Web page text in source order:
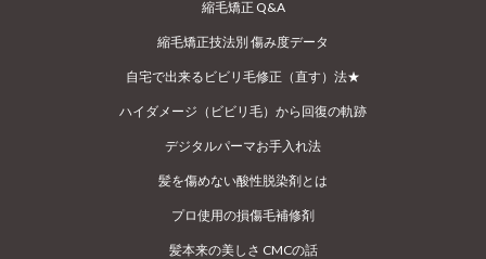
縮毛矯正 Q&A
縮毛矯正技法別 傷み度データ
自宅で出来るビビリ毛修正（直す）法★
ハイダメージ（ビビリ毛）から回復の軌跡
デジタルパーマお手入れ法
髪を傷めない酸性脱染剤とは
プロ使用の損傷毛補修剤
髪本来の美しさ CMCの話